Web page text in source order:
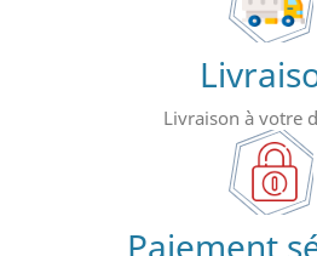
Livraison à votre
Paiement